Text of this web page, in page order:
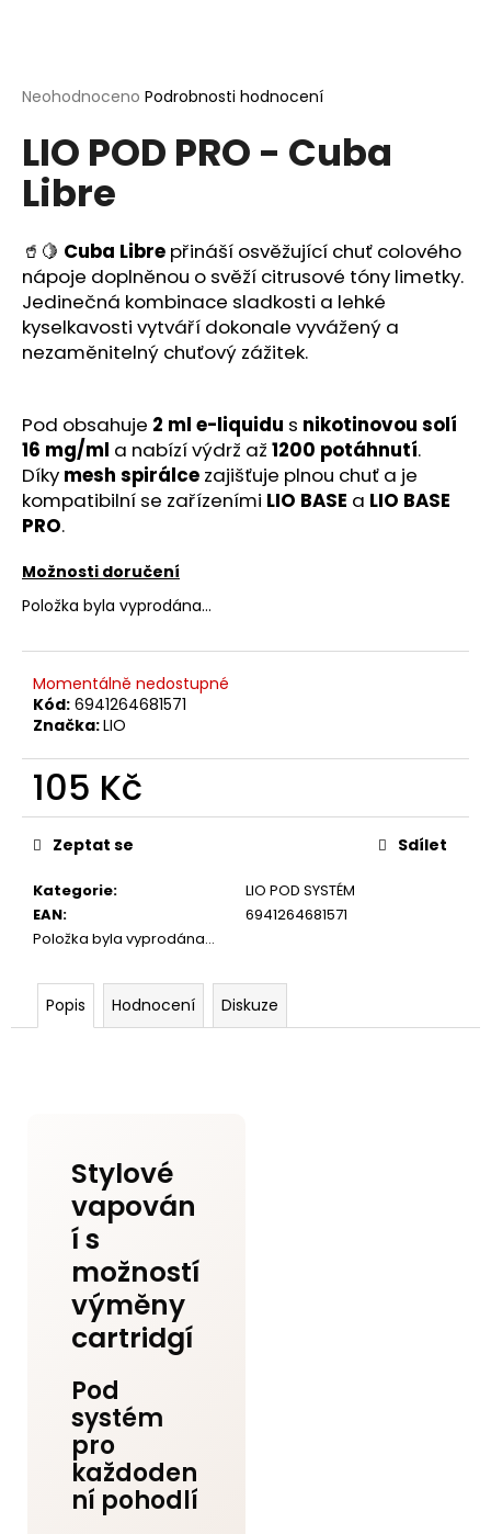
Průměrné
produktu
je
0,0
hvězdiček.
Neohodnoceno Podrobnosti hodnocení
LIO POD PRO - Cuba
Libre
🥤🍋 Cuba Libre přináší osvěžující chuť colového
nápoje doplněnou o svěží citrusové tóny limetky.
Jedinečná kombinace sladkosti a lehké
kyselkavosti vytváří dokonale vyvážený a
nezaměnitelný chuťový zážitek.
Pod obsahuje 2 ml e-liquidu s nikotinovou solí
16 mg/ml a nabízí výdrž až 1200 potáhnutí.
Díky mesh spirálce zajišťuje plnou chuť a je
kompatibilní se zařízeními LIO BASE a LIO BASE
PRO.
Možnosti doručení
Položka byla vyprodána…
Momentálně nedostupné
Kód: 6941264681571
Značka:LIO
105 Kč
Měrná
cena:
Kategorie:
LIO POD SYSTÉM
EAN:
6941264681571
Položka byla vyprodána…
Zeptat se Sdílet
Popis Hodnocení Diskuze
Stylové
vapován
í s
možností
výměny
cartridgí
Pod
systém
pro
každoden
ní pohodlí
í
t
?
HLEDAT
D
o
r
u
č
u
e
m
e
LIO
POD
SUMMER
MIX
59
Kč
Původně:
99
Kč